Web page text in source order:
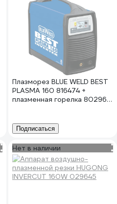
Плазморез BLUE WELD BEST
PLASMA 160 816474 +
плазменная горелка 802965
Подписаться
Нет в наличии